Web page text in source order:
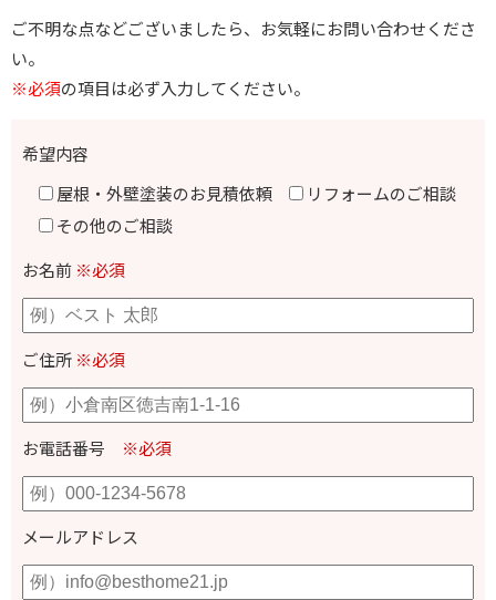
ご不明な点などございましたら、お気軽にお問い合わせくださ
い。
※必須の項目は必ず入力してください。
希望内容
屋根・外壁塗装のお見積依頼
リフォームのご相談
その他のご相談
お名前 ※必須
ご住所 ※必須
お電話番号 ※必須
メールアドレス